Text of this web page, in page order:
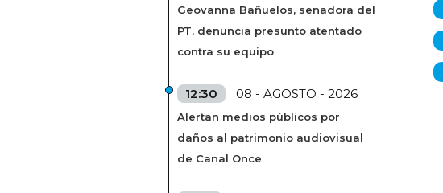
Geovanna Bañuelos, senadora del
PT, denuncia presunto atentado
contra su equipo
12:30 08 - AGOSTO - 2026
Alertan medios públicos por
daños al patrimonio audiovisual
de Canal Once